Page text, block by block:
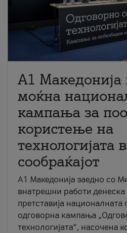
A1 Македонија
моќна
кампања за
користење на
технологијата
сообраќајот
A1 Македонија заедно со
внатрешни работи денеска
претставија националната
одговорна кампања
технологијата“, насочена